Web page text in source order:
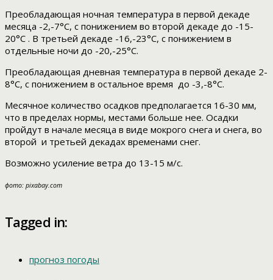
Преобладающая ночная температура в первой декаде
месяца -2,-7°С, с понижением во второй декаде до -15-
20°С . В третьей декаде -16,-23°С, с понижением в
отдельные ночи до -20,-25°С.
Преобладающая дневная температура в первой декаде 2-
8°С, с понижением в остальное время до -3,-8°С.
Месячное количество осадков предполагается 16-30 мм,
что в пределах нормы, местами больше нее. Осадки
пройдут в начале месяца в виде мокрого снега и снега, во
второй и третьей декадах временами снег.
Возможно усиление ветра до 13-15 м/с.
фото: pixabay.com
Tagged in:
прогноз погоды